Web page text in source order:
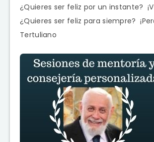
¿Quieres ser feliz por un instante?
¿Quieres ser feliz para siempre?
Tertuliano